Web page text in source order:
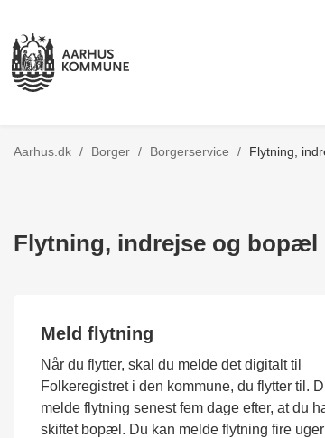
Aarhus.dk / Borger / Tilbage til
Borgerservice / Flytning,
Flytning, indrejse og bopæl
Meld flytning
Når du flytter, skal du melde det digitalt til
Folkeregistret i den kommune, du flytter til.
melde flytning senest fem dage efter, at du
skiftet bopæl. Du kan melde flytning fire